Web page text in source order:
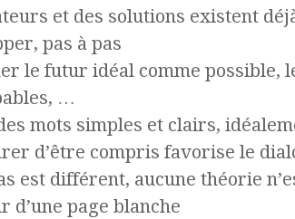
et des solutions existent
pas à pas
le futur idéal comme possible,
…
mots simples et clairs,
d’être compris favorise le
est différent, aucune théorie
page blanche